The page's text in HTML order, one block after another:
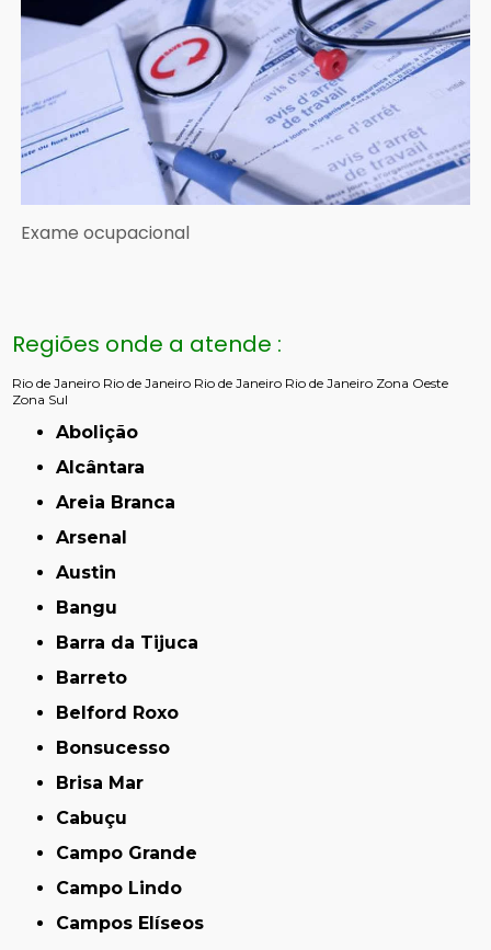
Exame ocupacional
Regiões onde a atende :
Rio de Janeiro Rio de Janeiro Rio de Janeiro Rio de Janeiro Zona Oeste
Zona Sul
Abolição
Alcântara
Areia Branca
Arsenal
Austin
Bangu
Barra da Tijuca
Barreto
Belford Roxo
Bonsucesso
Brisa Mar
Cabuçu
Campo Grande
Campo Lindo
Campos Elíseos